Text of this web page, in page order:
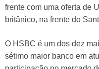
frente com uma oferta de
britânico, na frente do
O HSBC é um dos dez
sétimo maior banco em